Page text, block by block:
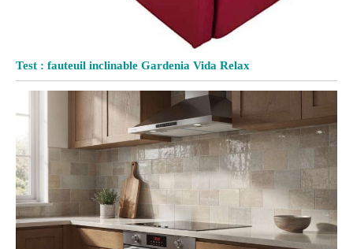
Test : fauteuil inclinable Gardenia Vida Relax